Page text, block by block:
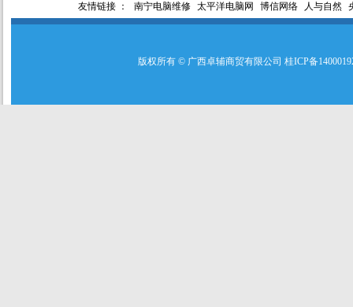
友情链接 ： 南宁电脑维修 太平洋电脑网 博信网络 人与自然
版权所有 © 广西卓辅商贸有限公司 桂ICP备